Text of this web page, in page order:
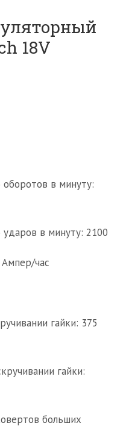
18V
в минуту:
в минуту: 2100
час
гайки: 375
гайки:
больших